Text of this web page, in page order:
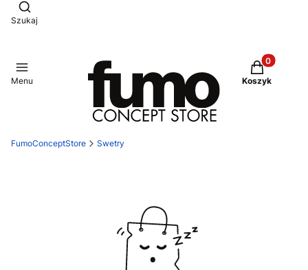
Otwórz wyszukiwarkę
Szukaj
Menu
Produkty
Koszyk
FumoConceptStore Swetry